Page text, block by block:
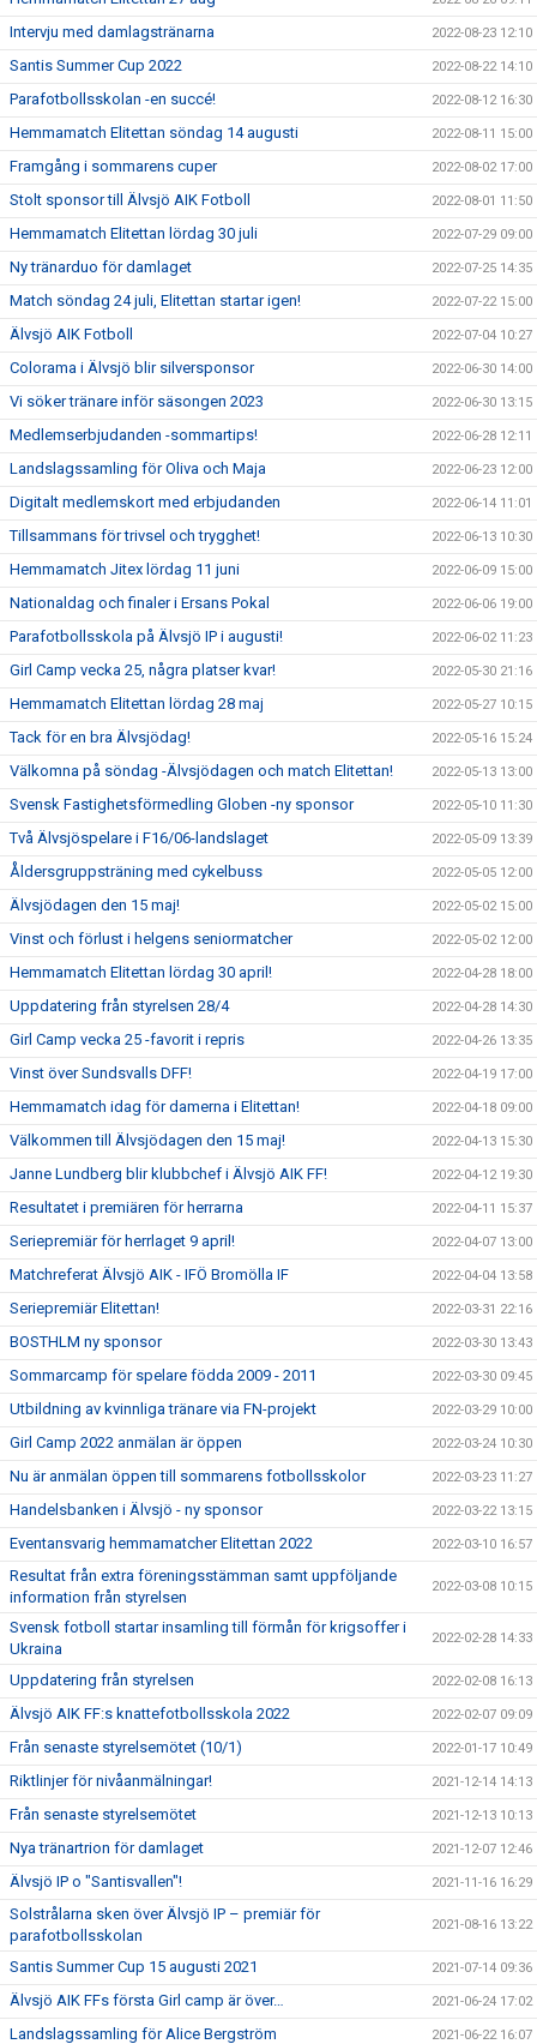
Intervju med damlagstränarna 2022-08-23 12:10
Santis Summer Cup 2022 2022-08-22 14:10
Parafotbollsskolan -en succé! 2022-08-12 16:30
Hemmamatch Elitettan söndag 14 augusti 2022-08-11 15:00
Framgång i sommarens cuper 2022-08-02 17:00
Stolt sponsor till Älvsjö AIK Fotboll 2022-08-01 11:50
Hemmamatch Elitettan lördag 30 juli 2022-07-29 09:00
Ny tränarduo för damlaget 2022-07-25 14:35
Match söndag 24 juli, Elitettan startar igen! 2022-07-22 15:00
Älvsjö AIK Fotboll 2022-07-04 10:27
Colorama i Älvsjö blir silversponsor 2022-06-30 14:00
Vi söker tränare inför säsongen 2023 2022-06-30 13:15
Medlemserbjudanden -sommartips! 2022-06-28 12:11
Landslagssamling för Oliva och Maja 2022-06-23 12:00
Digitalt medlemskort med erbjudanden 2022-06-14 11:01
Tillsammans för trivsel och trygghet! 2022-06-13 10:30
Hemmamatch Jitex lördag 11 juni 2022-06-09 15:00
Nationaldag och finaler i Ersans Pokal 2022-06-06 19:00
Parafotbollsskola på Älvsjö IP i augusti! 2022-06-02 11:23
Girl Camp vecka 25, några platser kvar! 2022-05-30 21:16
Hemmamatch Elitettan lördag 28 maj 2022-05-27 10:15
Tack för en bra Älvsjödag! 2022-05-16 15:24
Välkomna på söndag -Älvsjödagen och match Elitettan! 2022-05-13 13:00
Svensk Fastighetsförmedling Globen -ny sponsor 2022-05-10 11:30
Två Älvsjöspelare i F16/06-landslaget 2022-05-09 13:39
Åldersgruppsträning med cykelbuss 2022-05-05 12:00
Älvsjödagen den 15 maj! 2022-05-02 15:00
Vinst och förlust i helgens seniormatcher 2022-05-02 12:00
Hemmamatch Elitettan lördag 30 april! 2022-04-28 18:00
Uppdatering från styrelsen 28/4 2022-04-28 14:30
Girl Camp vecka 25 -favorit i repris 2022-04-26 13:35
Vinst över Sundsvalls DFF! 2022-04-19 17:00
Hemmamatch idag för damerna i Elitettan! 2022-04-18 09:00
Välkommen till Älvsjödagen den 15 maj! 2022-04-13 15:30
Janne Lundberg blir klubbchef i Älvsjö AIK FF! 2022-04-12 19:30
Resultatet i premiären för herrarna 2022-04-11 15:37
Seriepremiär för herrlaget 9 april! 2022-04-07 13:00
Matchreferat Älvsjö AIK - IFÖ Bromölla IF 2022-04-04 13:58
Seriepremiär Elitettan! 2022-03-31 22:16
BOSTHLM ny sponsor 2022-03-30 13:43
Sommarcamp för spelare födda 2009 - 2011 2022-03-30 09:45
Utbildning av kvinnliga tränare via FN-projekt 2022-03-29 10:00
Girl Camp 2022 anmälan är öppen 2022-03-24 10:30
Nu är anmälan öppen till sommarens fotbollsskolor 2022-03-23 11:27
Handelsbanken i Älvsjö - ny sponsor 2022-03-22 13:15
Eventansvarig hemmamatcher Elitettan 2022 2022-03-10 16:57
Resultat från extra föreningsstämman samt uppföljande
information från styrelsen
2022-03-08 10:15
Svensk fotboll startar insamling till förmån för krigsoffer i
Ukraina
2022-02-28 14:33
Uppdatering från styrelsen 2022-02-08 16:13
Älvsjö AIK FF:s knattefotbollsskola 2022 2022-02-07 09:09
Från senaste styrelsemötet (10/1) 2022-01-17 10:49
Riktlinjer för nivåanmälningar! 2021-12-14 14:13
Från senaste styrelsemötet 2021-12-13 10:13
Nya tränartrion för damlaget 2021-12-07 12:46
Älvsjö IP o "Santisvallen"! 2021-11-16 16:29
Solstrålarna sken över Älvsjö IP – premiär för
parafotbollsskolan
2021-08-16 13:22
Santis Summer Cup 15 augusti 2021 2021-07-14 09:36
Älvsjö AIK FFs första Girl camp är över… 2021-06-24 17:02
Landslagssamling för Alice Bergström 2021-06-22 16:07